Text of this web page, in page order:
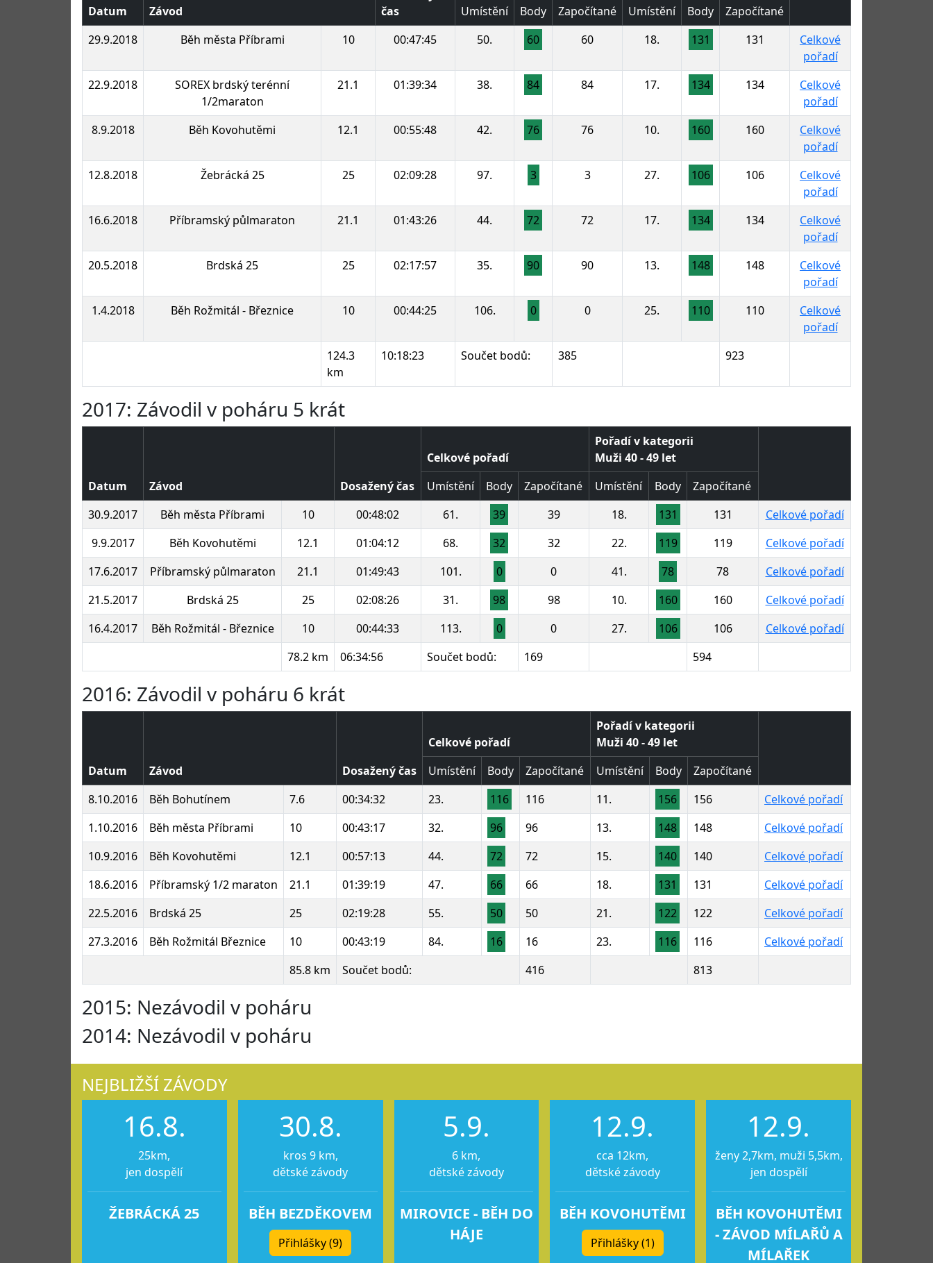
Datum Závod
čas
Umístění
Body Započítané Umístění Body
Započítané
29.9.2018
Běh města Příbrami 10 00:47:45 50. 60 60 18. 131 131
Celkové
pořadí
22.9.2018
SOREX brdský terénní
1/2maraton
21.1 01:39:34 38. 84 84 17. 134 134
Celkové
pořadí
8.9.2018
Běh Kovohutěmi 12.1 00:55:48 42. 76 76 10. 160 160
Celkové
pořadí
12.8.2018
Žebrácká 25 25 02:09:28 97. 3 3 27. 106 106
Celkové
pořadí
16.6.2018
Příbramský půlmaraton 21.1 01:43:26 44. 72 72 17. 134 134
Celkové
pořadí
20.5.2018
Brdská 25 25 02:17:57 35. 90 90 13. 148 148
Celkové
pořadí
1.4.2018
Běh Rožmitál - Březnice 10 00:44:25 106. 0 0 25. 110 110
Celkové
pořadí
124.3
km
10:18:23 Součet bodů: 385 923
2017: Závodil v poháru 5 krát
Datum Závod Dosažený čas
Celkové pořadí
Pořadí v kategorii
Muži 40 - 49 let
Umístění
Body Započítané Umístění Body
Započítané
30.9.2017
Běh města Příbrami 10 00:48:02 61. 39 39 18. 131 131
Celkové pořadí
9.9.2017
Běh Kovohutěmi 12.1 01:04:12 68. 32 32 22. 119 119
Celkové pořadí
17.6.2017
Příbramský půlmaraton 21.1 01:49:43 101. 0 0 41. 78 78
Celkové pořadí
21.5.2017
Brdská 25 25 02:08:26 31. 98 98 10. 160 160
Celkové pořadí
16.4.2017
Běh Rožmitál - Březnice 10 00:44:33 113. 0 0 27. 106 106
Celkové pořadí
78.2 km
06:34:56 Součet bodů: 169 594
2016: Závodil v poháru 6 krát
Datum Závod Dosažený čas
Celkové pořadí
Pořadí v kategorii
Muži 40 - 49 let
Umístění
Body Započítané Umístění Body
Započítané
8.10.2016
Běh Bohutínem 7.6 00:34:32 23. 116 116 11. 156 156
Celkové pořadí
1.10.2016
Běh města Příbrami 10 00:43:17 32. 96 96 13. 148 148
Celkové pořadí
10.9.2016
Běh Kovohutěmi 12.1 00:57:13 44. 72 72 15. 140 140
Celkové pořadí
18.6.2016
Příbramský 1/2 maraton 21.1 01:39:19 47. 66 66 18. 131 131
Celkové pořadí
22.5.2016
Brdská 25 25 02:19:28 55. 50 50 21. 122 122
Celkové pořadí
27.3.2016
Běh Rožmitál Březnice 10 00:43:19 84. 16 16 23. 116 116
Celkové pořadí
85.8 km
Součet bodů: 416 813
2015: Nezávodil v poháru
2014: Nezávodil v poháru
NEJBLIŽŠÍ ZÁVODY
16.8.
25km,
jen dospělí
ŽEBRÁCKÁ 25
30.8.
kros 9 km,
dětské závody
BĚH BEZDĚKOVEM
Přihlášky (9)
5.9.
6 km,
dětské závody
MIROVICE - BĚH DO
HÁJE
12.9.
cca 12km,
dětské závody
BĚH KOVOHUTĚMI
Přihlášky (1)
12.9.
ženy 2,7km, muži 5,5km,
jen dospělí
BĚH KOVOHUTĚMI
- ZÁVOD MÍLAŘŮ A
MÍLAŘEK